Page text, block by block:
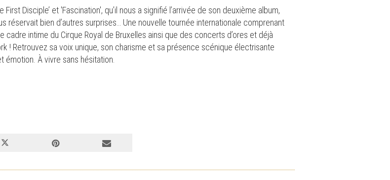
Disciple’ et 'Fascination', qu’il nous a signifié l’arrivée de son deuxième album,
réservait bien d’autres surprises… Une nouvelle tournée internationale comprenant
cadre intime du Cirque Royal de Bruxelles ainsi que des concerts d’ores et déjà
! Retrouvez sa voix unique, son charisme et sa présence scénique électrisante
À vivre sans hésitation.